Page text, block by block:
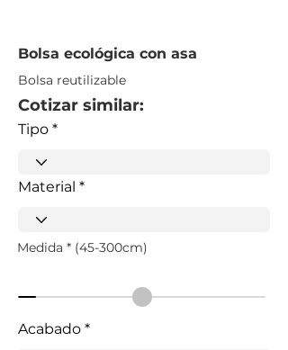
Bolsa ecológica con asa
Bolsa reutilizable
Cotizar similar:
Tipo
Material
Medida * (45-300cm)
Acabado